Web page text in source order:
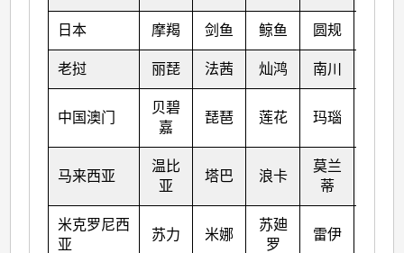
日本 摩羯 剑鱼 鲸鱼 圆规
老挝 丽琵 法茜 灿鸿 南川
中国澳门
贝碧
嘉
琵琶 莲花 玛瑙
马来西亚
温比
亚
塔巴 浪卡
莫兰
蒂
米克罗尼西
亚
苏力 米娜
苏廸
罗
雷伊